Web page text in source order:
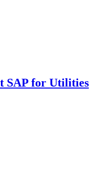
SAP for Utilities